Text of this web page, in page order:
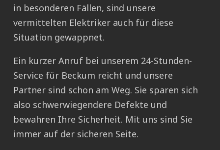
in besonderen Fällen, sind unsere
vermittelten Elektriker auch für diese
Situation gewappnet.
Ein kurzer Anruf bei unserem 24-Stunden-
Service für Beckum reicht und unsere
Partner sind schon am Weg. Sie sparen sich
also schwerwiegendere Defekte und
bewahren Ihre Sicherheit. Mit uns sind Sie
immer auf der sicheren Seite.